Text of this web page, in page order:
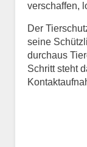
verschaffen,
Der
seine
durchaus
Schritt steht